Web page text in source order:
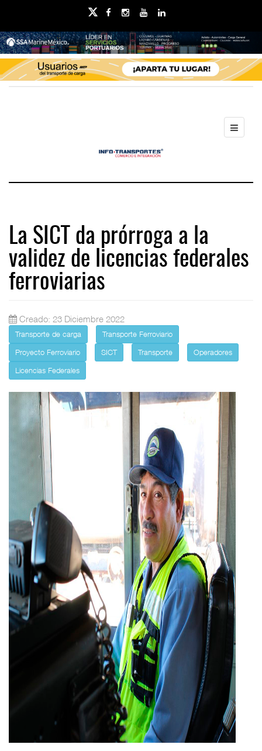
La SICT da prórroga a la
validez de licencias federales
ferroviarias
Creado: 23 Diciembre 2022
Transporte de carga
Transporte Ferroviario
Proyecto Ferroviario
SICT Transporte
Operadores
Licencias Federales